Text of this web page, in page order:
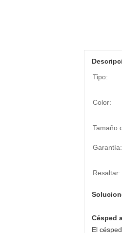
Tipo:
Color:
Tamaño
Garantía:
Resaltar:
Césped
El